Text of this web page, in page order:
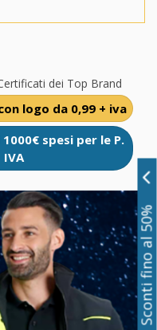
dei Top Brand
logo da 0,99 + iva
spesi per le P.
IVA
Sconti fino al 50%